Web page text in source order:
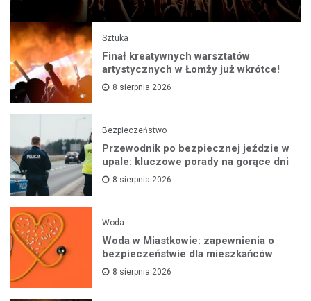
Sztuka
Finał kreatywnych warsztatów
artystycznych w Łomży już wkrótce!
8 sierpnia 2026
Bezpieczeństwo
Przewodnik po bezpiecznej jeździe w
upale: kluczowe porady na gorące dni
8 sierpnia 2026
Woda
Woda w Miastkowie: zapewnienia o
bezpieczeństwie dla mieszkańców
8 sierpnia 2026